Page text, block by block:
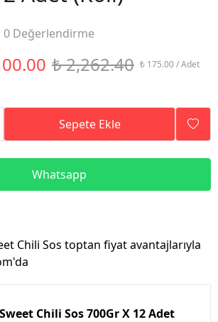
0 Değerlendirme
₺ 2,262.40 ₺ 175.00 / Adet
Sepete Ekle
Whatsapp
Chili Sos toptan fiyat avantajlarıyla
Chili Sos 700Gr X 12 Adet